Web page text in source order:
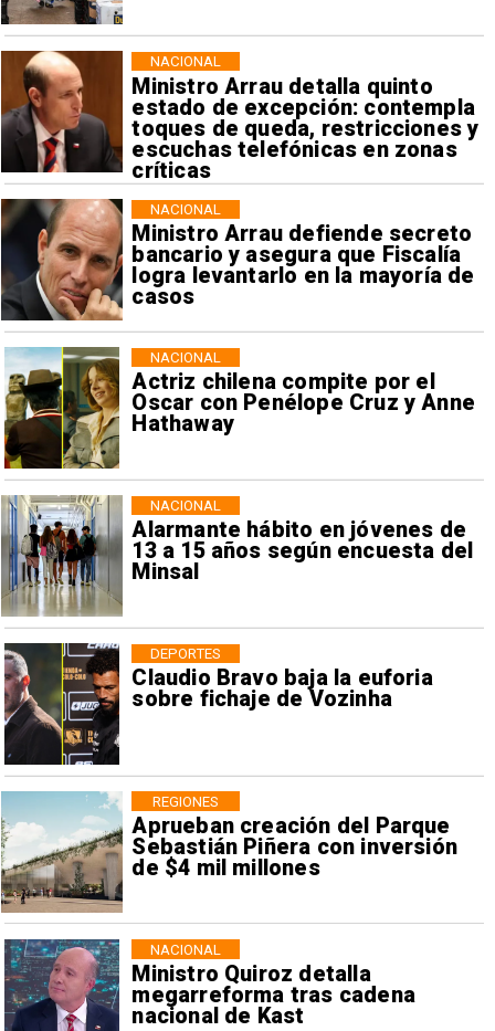
Ministro Arrau detalla quinto
estado de excepción: contempla
toques de queda, restricciones y
escuchas telefónicas en zonas
críticas
NACIONAL
Ministro Arrau defiende secreto
bancario y asegura que Fiscalía
logra levantarlo en la mayoría de
casos
NACIONAL
Actriz chilena compite por el
Oscar con Penélope Cruz y Anne
Hathaway
NACIONAL
Alarmante hábito en jóvenes de
13 a 15 años según encuesta del
Minsal
NACIONAL
Claudio Bravo baja la euforia
sobre fichaje de Vozinha
DEPORTES
Aprueban creación del Parque
Sebastián Piñera con inversión
de $4 mil millones
REGIONES
Ministro Quiroz detalla
megarreforma tras cadena
nacional de Kast
NACIONAL